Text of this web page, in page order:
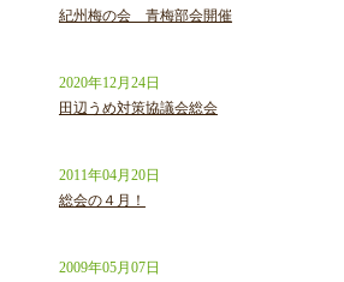
紀州梅の会 青梅部会開催
2020年12月24日
田辺うめ対策協議会総会
2011年04月20日
総会の４月！
2009年05月07日